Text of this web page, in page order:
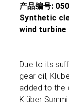
产品编号:
Synthetic
wind turbine
Due to its
gear oil,
added to the
Klüber